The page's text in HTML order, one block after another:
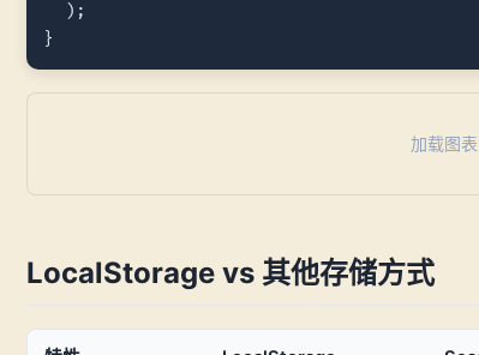
  );
加载图
LocalStorage vs 其他存储方式